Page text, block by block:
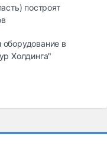
построят
в
Холдинга"